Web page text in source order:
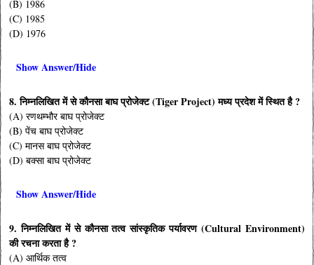
(B) 1986
(C) 1985
(D) 1976
Show Answer/Hide
8. निम्नलिखित में से कौनसा बाघ प्रोजेक्ट (Tiger Project) मध्य प्रदेश में स्थित है ?
(A) रणथम्भौर बाघ प्रोजेक्ट
(B) पेंच बाघ प्रोजेक्ट
(C) मानस बाघ प्रोजेक्ट
(D) बक्सा बाघ प्रोजेक्ट
Show Answer/Hide
9. निम्नलिखित में से कौनसा तत्व सांस्कृतिक पर्यावरण (Cultural Environment)
की रचना करता है ?
(A) आर्थिक तत्व